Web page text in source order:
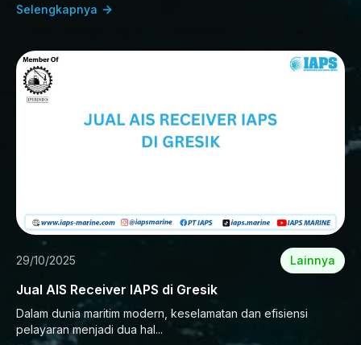
Selengkapnya
29/10/2025 Lainnya
Jual AIS Receiver IAPS di Gresik
Dalam dunia maritim modern, keselamatan dan efisiensi
pelayaran menjadi dua hal...